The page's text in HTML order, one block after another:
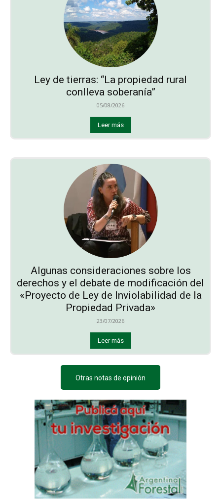
Ley de tierras: “La propiedad rural
conlleva soberanía”
05/08/2026
Leer más
Algunas consideraciones sobre los
derechos y el debate de modificación del
«Proyecto de Ley de Inviolabilidad de la
Propiedad Privada»
23/07/2026
Leer más
Otras notas de opinión